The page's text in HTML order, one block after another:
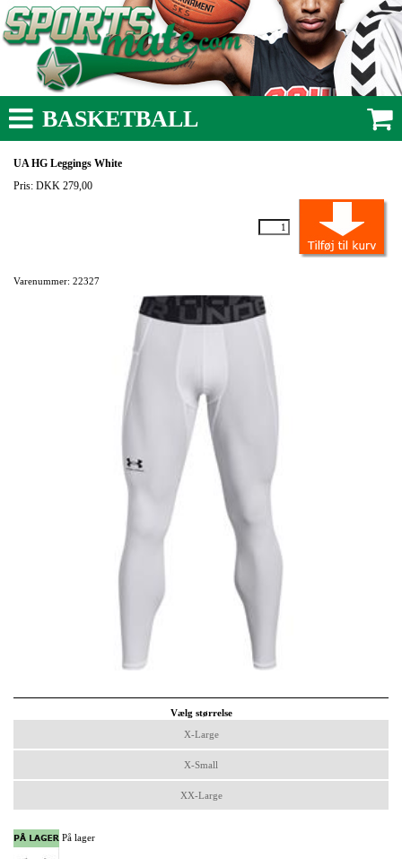
BASKETBALL
UA HG Leggings White
Pris: DKK 279,00
Varenummer: 22327
Vælg størrelse
X-Large
X-Small
XX-Large
På lager